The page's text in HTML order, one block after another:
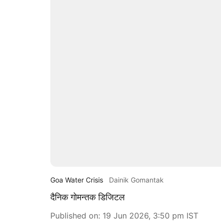
Goa Water Crisis Dainik Gomantak
दैनिक गोमन्तक डिजिटल
Published on: 19 Jun 2026, 3:50 pm IST